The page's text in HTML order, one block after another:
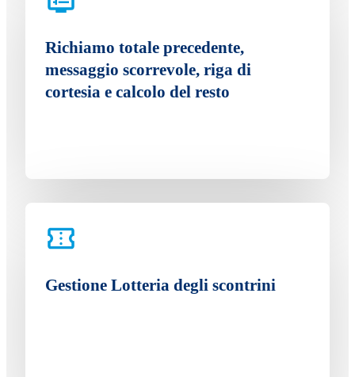
Richiamo totale precedente,
messaggio scorrevole, riga di
cortesia e calcolo del resto
Gestione Lotteria degli scontrini